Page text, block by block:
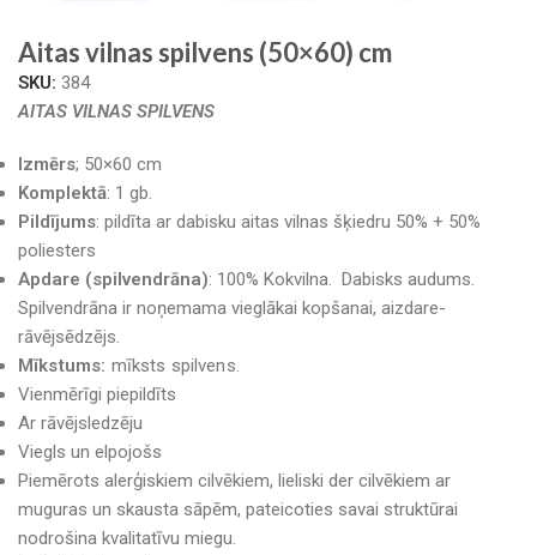
Aitas vilnas spilvens (50×60) cm
SKU: 384
AITAS VILNAS SPILVENS
Izmērs; 50×60 cm
Komplektā: 1 gb.
Pildījums: pildīta ar dabisku aitas vilnas šķiedru 50% + 50%
poliesters
Apdare (spilvendrāna): 100% Kokvilna. Dabisks audums.
Spilvendrāna ir noņemama vieglākai kopšanai, aizdare-
rāvējsēdzējs.
Mīkstums: mīksts spilvens.
Vienmērīgi piepildīts
Ar rāvējsledzēju
Viegls un elpojošs
Piemērots alerģiskiem cilvēkiem, lieliski der cilvēkiem ar
muguras un skausta sāpēm, pateicoties savai struktūrai
nodrošina kvalitatīvu miegu.